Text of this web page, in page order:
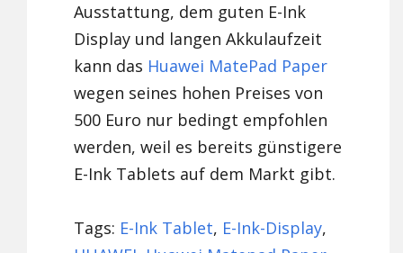
Ausstattung, dem guten E-Ink
Display und langen Akkulaufzeit
kann das Huawei MatePad Paper
wegen seines hohen Preises von
500 Euro nur bedingt empfohlen
werden, weil es bereits günstigere
E-Ink Tablets auf dem Markt gibt.
Tags: E-Ink Tablet, E-Ink-Display,